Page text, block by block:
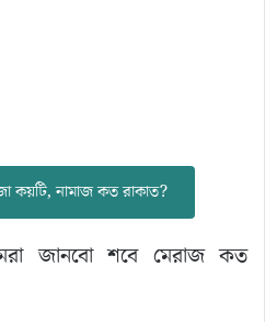
কয়টি, নামাজ কত রাকাত?
জানবো শবে মেরাজ কত